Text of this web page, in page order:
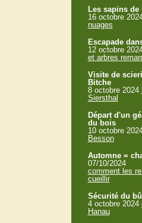
Les sapins de
16 octobre
nuages
Escapade
12 octobre
et arbres
Visite de
Bitche
8 octobre 2024
Siersthal
Départ d'un
du bois
10 octobre
Besson
Automne =
07/10/2024
comment les
cueillir
Sécurité du
4 octobre 2024
Hanau